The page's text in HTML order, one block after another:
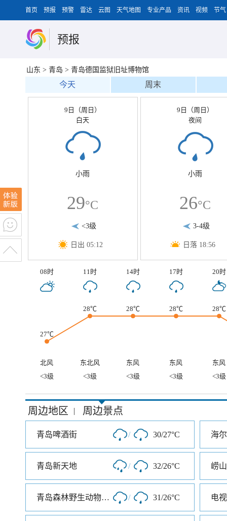
首页 预报 预警 雷达 云图 天气地图 专业产品 资讯 视频 节气
预报
山东 > 青岛 > 青岛德国监狱旧址博物馆
今天 周末
9日（周日）
白天
小雨
29°C
<3级
日出 05:12
9日（周日）
夜间
小雨
26°C
3-4级
日落 18:56
08时 11时 14时 17时 20时
27℃
28℃ 28℃ 28℃ 28℃
北风 东北风 东风 东风
东风
<3级
<3级 <3级 <3级 <3级
周边地区 | 周边景点
青岛啤酒街 / 30/27°C 海
青岛新天地 / 32/26°C 崂
青岛森林野生动物世界 / 31/26°C 电